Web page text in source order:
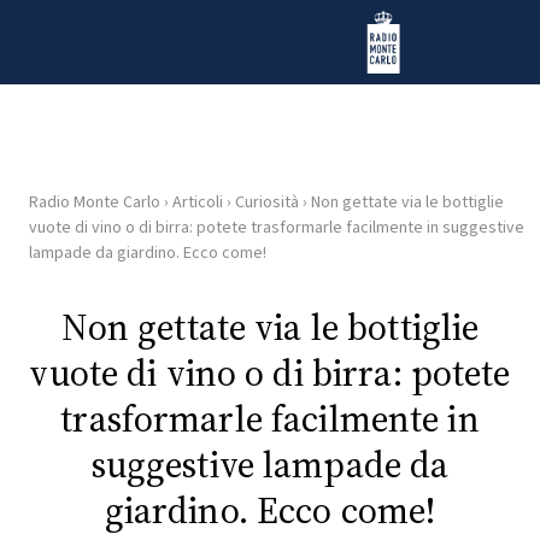
Radio Monte Carlo
HOME
RADIO
Radio Monte Carlo › Articoli › Curiosità › Non gettate via le bottiglie
vuote di vino o di birra: potete trasformarle facilmente in suggestive
lampade da giardino. Ecco come!
Non gettate via le bottiglie
vuote di vino o di birra: potete
trasformarle facilmente in
suggestive lampade da
giardino. Ecco come!